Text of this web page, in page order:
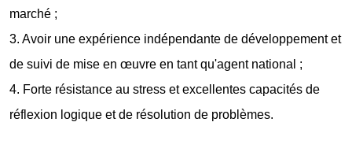
marché ;
3. Avoir une expérience indépendante de développement et
de suivi de mise en œuvre en tant qu'agent national ;
4. Forte résistance au stress et excellentes capacités de
réflexion logique et de résolution de problèmes.